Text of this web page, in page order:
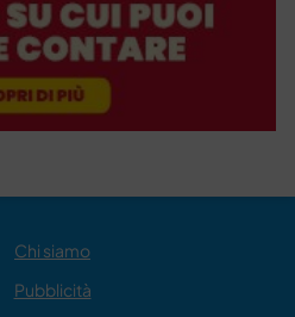
Chi siamo
Pubblicità